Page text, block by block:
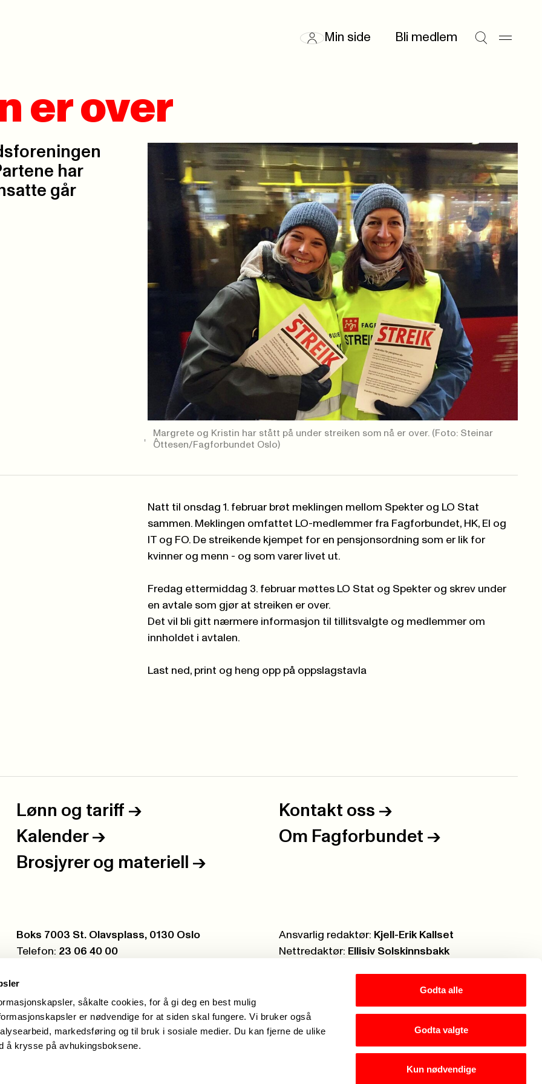
såkalte cookies, for å gi deg en best mulig
er nødvendige for at siden skal fungere. Vi bruker også
markedsføring og til bruk i sosiale medier. Du kan fjerne de ulike
å krysse på avhukingsboksene.
Godta alle
Godta valgte
Kun nødvendige
Min side Bli medlem
er over
har
går
Margrete og Kristin har stått på under streiken som nå er over. (Foto: Steinar
Ottesen/Fagforbundet Oslo)
Natt til onsdag 1. februar brøt meklingen mellom Spekter og LO Stat
sammen. Meklingen omfattet LO-medlemmer fra Fagforbundet, HK, El og
IT og FO. De streikende kjempet for en pensjonsordning som er lik for
kvinner og menn - og som varer livet ut.
Fredag ettermiddag 3. februar møttes LO Stat og Spekter og skrev under
en avtale som gjør at streiken er over.
Det vil bli gitt nærmere informasjon til tillitsvalgte og medlemmer om
innholdet i avtalen.
Last ned, print og heng opp på oppslagstavla
Lønn og tariff -> Kontakt oss ->
Kalender -> Om Fagforbundet ->
Brosjyrer og materiell ->
Postboks:
Boks 7003 St. Olavsplass, 0130 Oslo
Telefon: 23 06 40 00
Ansvarlig redaktør: Kjell-Erik Kallset
Nettredaktør: Ellisiv Solskinnsbakk